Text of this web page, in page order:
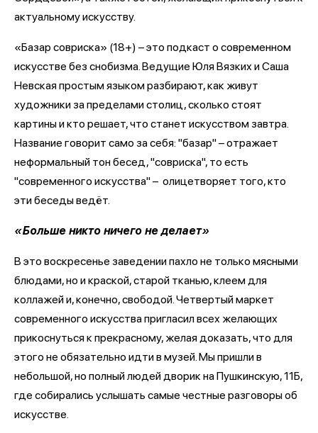
актуальному искусству.
«Базар совриска» (18+) – это подкаст о современном
искусстве без снобизма. Ведущие Юля Вязких и Саша
Невская простым языком разбирают, как живут
художники за пределами столиц, сколько стоят
картины и кто решает, что станет искусством завтра.
Название говорит само за себя: "базар" – отражает
неформальный тон бесед, "совриска", то есть
"современного искусства" – олицетворяет того, кто
эти беседы ведёт.
«Больше никто ничего не делает»
В это воскресенье заведении пахло не только мясными
блюдами, но и краской, старой тканью, клеем для
коллажей и, конечно, свободой. Четвертый маркет
современного искусства пригласил всех желающих
прикоснуться к прекрасному, желая доказать, что для
этого не обязательно идти в музей. Мы пришли в
небольшой, но полный людей дворик на Пушкинскую, 11Б,
где собирались услышать самые честные разговоры об
искусстве.